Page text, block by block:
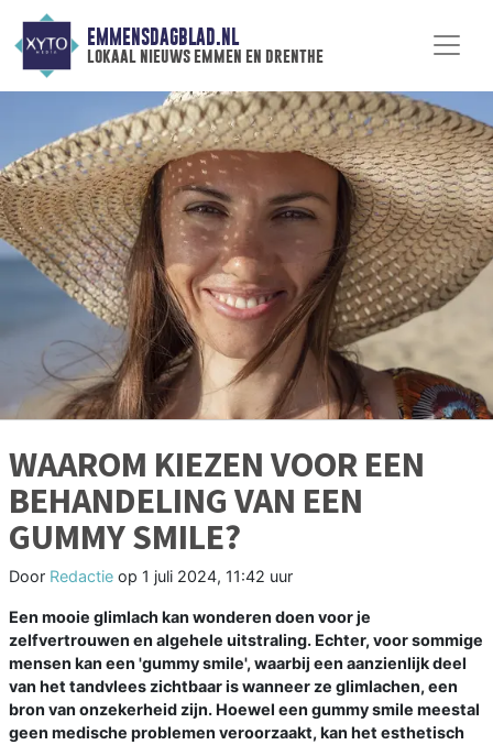
EMMENSDAGBLAD.NL
lokaal nieuws emmen en drenthe
WAAROM KIEZEN VOOR EEN
BEHANDELING VAN EEN
GUMMY SMILE?
Door Redactie op 1 juli 2024, 11:42 uur
Een mooie glimlach kan wonderen doen voor je
zelfvertrouwen en algehele uitstraling. Echter, voor sommige
mensen kan een 'gummy smile', waarbij een aanzienlijk deel
van het tandvlees zichtbaar is wanneer ze glimlachen, een
bron van onzekerheid zijn. Hoewel een gummy smile meestal
geen medische problemen veroorzaakt, kan het esthetisch